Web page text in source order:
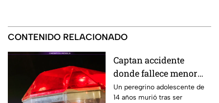
CONTENIDO RELACIONADO
Captan accidente
donde fallece menor
peregrino en Estado de
México
Un peregrino adolescente de
14 años murió tras ser